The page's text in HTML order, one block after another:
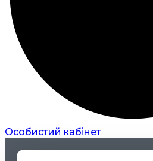
Особистий кабінет